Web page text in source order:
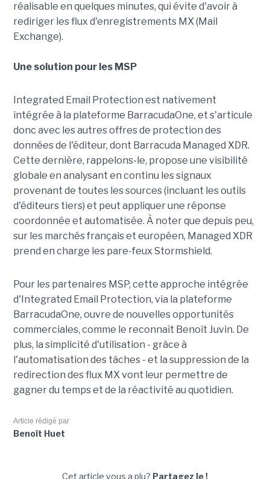
réalisable en quelques minutes, qui évite d'avoir à
rediriger les flux d'enregistrements MX (Mail
Exchange).
Une solution pour les MSP
Integrated Email Protection est nativement
intégrée à la plateforme BarracudaOne, et s'articule
donc avec les autres offres de protection des
données de l'éditeur, dont Barracuda Managed XDR.
Cette dernière, rappelons-le, propose une visibilité
globale en analysant en continu les signaux
provenant de toutes les sources (incluant les outils
d'éditeurs tiers) et peut appliquer une réponse
coordonnée et automatisée. À noter que depuis peu,
sur les marchés français et européen, Managed XDR
prend en charge les pare-feux Stormshield.
Pour les partenaires MSP, cette approche intégrée
d'Integrated Email Protection, via la plateforme
BarracudaOne, ouvre de nouvelles opportunités
commerciales, comme le reconnaît Benoît Juvin. De
plus, la simplicité d'utilisation - grâce à
l'automatisation des tâches - et la suppression de la
redirection des flux MX vont leur permettre de
gagner du temps et de la réactivité au quotidien.
Article rédigé par
Benoît Huet
Cet article vous a plu? Partagez le !